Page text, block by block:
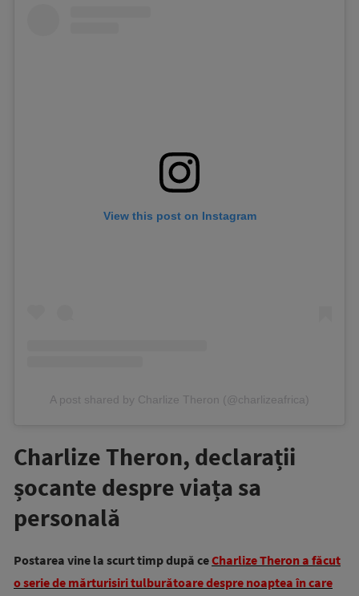
View this post on Instagram
A post shared by Charlize Theron (@charlizeafrica)
Charlize Theron, declarații
șocante despre viața sa
personală
Postarea vine la scurt timp după ceCharlize Theron a făcut
o serie de mărturisiri tulburătoare despre noaptea în care